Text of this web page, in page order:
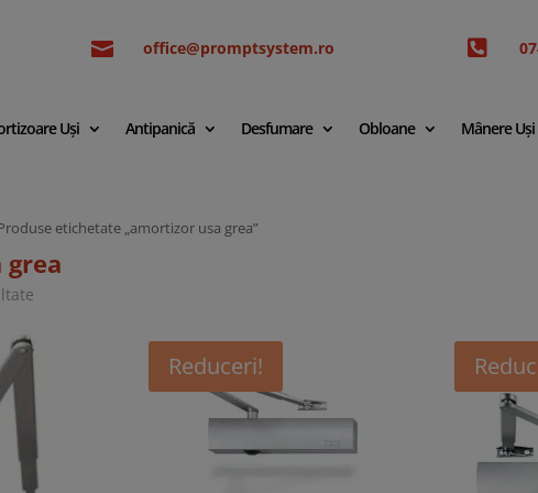
 office@promptsystem.ro 
Uși Antipanică Desfumare Obloane Mânere Uși
etichetate „amortizor usa grea”
Reduceri!